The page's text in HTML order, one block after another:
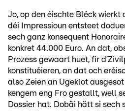
Jo, op den éischte Bléck wierkt
déi Impressioun entsteet
sech ganz konsequent
konkret 44.000 Euro. An dat,
Prozess gewaart huet, fir
konstituéieren, an dat och
also Zeien an Ugeklot
kengem eng Fro gestallt, well
Dossier hat. Dobäi hätt si sech